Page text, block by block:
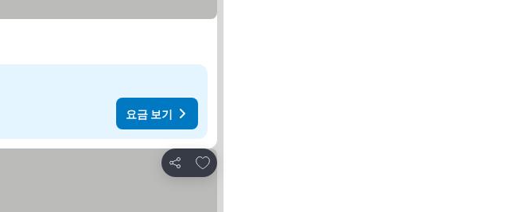
요금 보기
공유
즐겨찾기에 추가